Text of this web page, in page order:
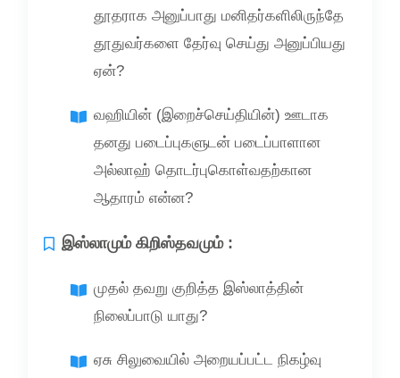
தூதராக அனுப்பாது மனிதர்களிலிருந்தே
தூதுவர்களை தேர்வு செய்து அனுப்பியது
ஏன்?
வஹியின் (இறைச்செய்தியின்) ஊடாக
தனது படைப்புகளுடன் படைப்பாளான
அல்லாஹ் தொடர்புகொள்வதற்கான
ஆதாரம் என்ன?
இஸ்லாமும் கிறிஸ்தவமும் :
முதல் தவறு குறித்த இஸ்லாத்தின்
நிலைப்பாடு யாது?
ஏசு சிலுவையில் அறையப்பட்ட நிகழ்வு